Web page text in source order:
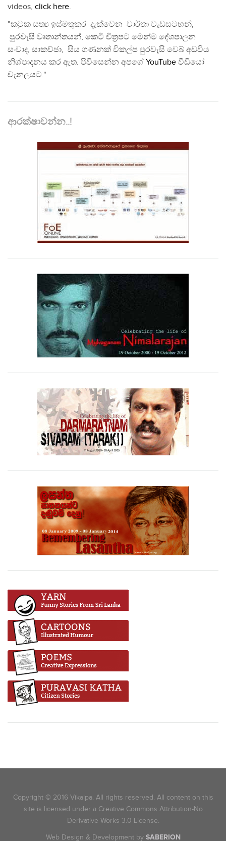
videos, click here.
"කටුක සත්‍ය ඉස්මතුකර දැක්වෙන වාර්තා වැඩසටහන්,
පුරවැසි වෘතාන්තයන්, කෙටි චිත්‍රපට මෙන්ම දේශපාලන
සංවාද, සාකච්ඡා, සිය ගණනක් විකල්ප පුරවැසි වෙබ් අඩවිය
නිශ්පාදනය කර ඇත. පිවිසෙන්න අපගේ YouTube වීඩියෝ
චැනලයට."
ආරක්ෂාවන්න..!
Copyright © 2016 Vikalpa. All rights reserved. All content on this
site is licensed under a Creative Commons Attribution-No
Derivative Works 3.0 License.
Web Design & Development by SABERION